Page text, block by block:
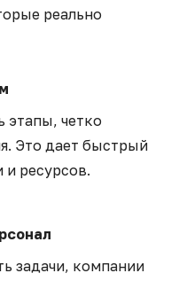
реально
этапы, четко
Это дает быстрый
и ресурсов.
задачи, компании